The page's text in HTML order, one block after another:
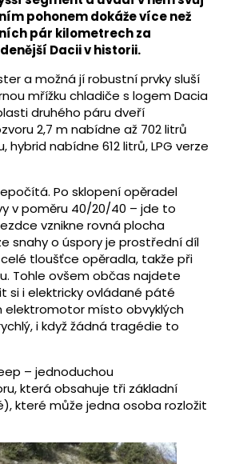
pohonem dokáže více než
pár kilometrech za
Dacii v historii.
a možná jí robustní prvky sluší
mřížku chladiče s logem Dacia
druhého páru dveří
2,7 m nabídne až 702 litrů
nabídne 612 litrů, LPG verze
Po sklopení opěradel
v poměru 40/20/40 – jde to
vznikne rovná plocha
snahy o úspory je prostřední díl
tloušťce opěradla, takže při
Tohle ovšem občas najdete
si i elektricky ovládané páté
elektromotor místo obvyklých
i když žádná tragédie to
– jednoduchou
která obsahuje tři základní
které může jedna osoba rozložit